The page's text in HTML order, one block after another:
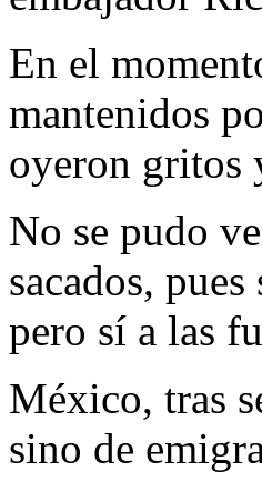
En el
mantenidos
oyeron gritos
No se pudo
sacados,
pero sí a las
México, tras
sino de